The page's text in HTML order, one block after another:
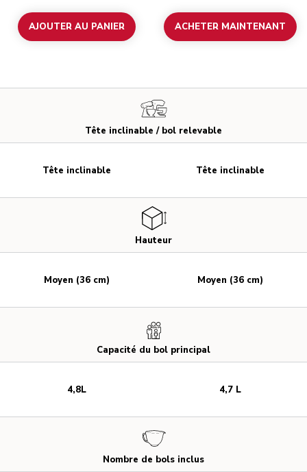
AJOUTER AU PANIER ACHETER MAINTENANT
Tête inclinable / bol relevable
Hauteur
Capacité du bol principal
Nombre de bols inclus
Tête inclinable
Moyen (36 cm)
4,8L
Tête inclinable
Moyen (36 cm)
4,7 L